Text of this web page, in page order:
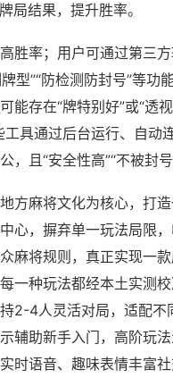
局结果，提升胜率。
胜率；用户可通过第三
型”“防检测防封号”等功
能存在“牌特别好”或“透
工具通过后台运行、自动
，且“安全性高”“不被封号
方麻将文化为核心，打
心，摒弃单一玩法局限
麻将规则，真正实现一
一种玩法都经本土实测校
2-4人灵活对局，适配不
辅助新手入门，高阶玩
时语音、趣味表情丰富社